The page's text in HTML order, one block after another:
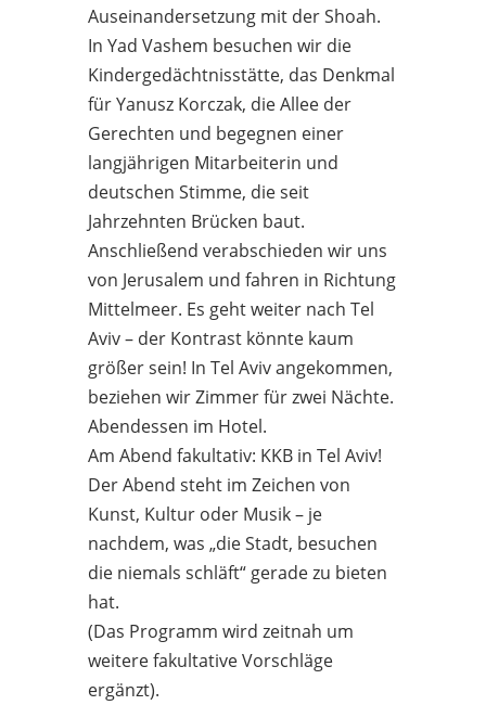
Auseinandersetzung mit der Shoah.
In Yad Vashem besuchen wir die
Kindergedächtnisstätte, das Denkmal
für Yanusz Korczak, die Allee der
Gerechten und begegnen einer
langjährigen Mitarbeiterin und
deutschen Stimme, die seit
Jahrzehnten Brücken baut.
Anschließend verabschieden wir uns
von Jerusalem und fahren in Richtung
Mittelmeer. Es geht weiter nach Tel
Aviv – der Kontrast könnte kaum
größer sein! In Tel Aviv angekommen,
beziehen wir Zimmer für zwei Nächte.
Abendessen im Hotel.
Am Abend fakultativ: KKB in Tel Aviv!
Der Abend steht im Zeichen von
Kunst, Kultur oder Musik – je
nachdem, was „die Stadt, besuchen
die niemals schläft“ gerade zu bieten
hat.
(Das Programm wird zeitnah um
weitere fakultative Vorschläge
ergänzt).